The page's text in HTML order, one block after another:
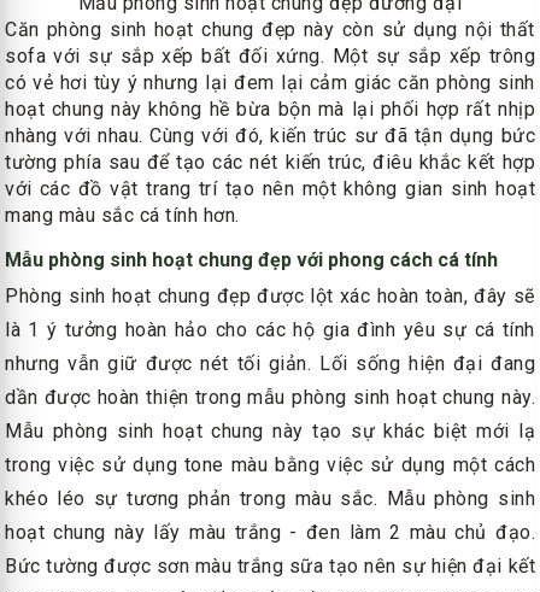
Căn phòng sinh hoạt chung đẹp này còn sử dụng nội thất
sofa với sự sắp xếp bất đối xứng. Một sự sắp xếp trông
có vẻ hơi tùy ý nhưng lại đem lại cảm giác căn phòng sinh
hoạt chung này không hề bừa bộn mà lại phối hợp rất nhịp
nhàng với nhau. Cùng với đó, kiến trúc sư đã tận dụng bức
tường phía sau để tạo các nét kiến trúc, điêu khắc kết hợp
với các đồ vật trang trí tạo nên một không gian sinh hoạt
mang màu sắc cá tính hơn.
Mẫu phòng sinh hoạt chung đẹp với phong cách cá tính
Phòng sinh hoạt chung đẹp được lột xác hoàn toàn, đây sẽ
là 1 ý tưởng hoàn hảo cho các hộ gia đình yêu sự cá tính
nhưng vẫn giữ được nét tối giản. Lối sống hiện đại đang
dần được hoàn thiện trong mẫu phòng sinh hoạt chung này.
Mẫu phòng sinh hoạt chung này tạo sự khác biệt mới lạ
trong việc sử dụng tone màu bằng việc sử dụng một cách
khéo léo sự tương phản trong màu sắc. Mẫu phòng sinh
hoạt chung này lấy màu trắng - đen làm 2 màu chủ đạo.
Bức tường được sơn màu trắng sữa tạo nên sự hiện đại kết